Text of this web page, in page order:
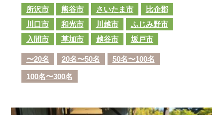
所沢市 熊谷市 さいたま市
比企郡
川口市
和光市 川越市
ふじみ野市
入間市
草加市 越谷市 坂戸市
〜20名 20名〜50名 50名〜100名
100名〜300名